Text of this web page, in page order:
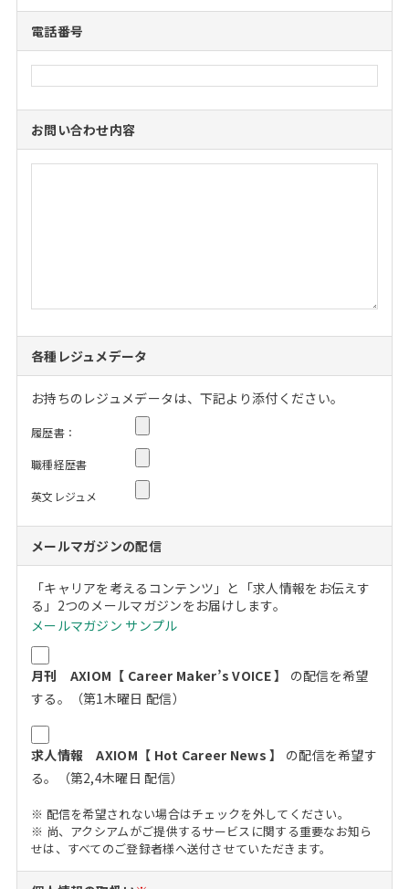
電話番号
お問い合わせ内容
各種レジュメデータ
お持ちのレジュメデータは、下記より添付ください。
履歴書：
職種経歴書
英文レジュメ
メールマガジンの配信
「キャリアを考えるコンテンツ」と「求人情報をお伝えす
る」2つのメールマガジンをお届けします。
メールマガジン サンプル
月刊 AXIOM【 Career Maker’s VOICE 】
の配信を希望
する。（第1木曜日 配信）
求人情報 AXIOM【 Hot Career News 】
の配信を希望す
る。（第2,4木曜日 配信）
※ 配信を希望されない場合はチェックを外してください。
※ 尚、アクシアムがご提供するサービスに関する重要なお知ら
せは、すべてのご登録者様へ送付させていただきます。